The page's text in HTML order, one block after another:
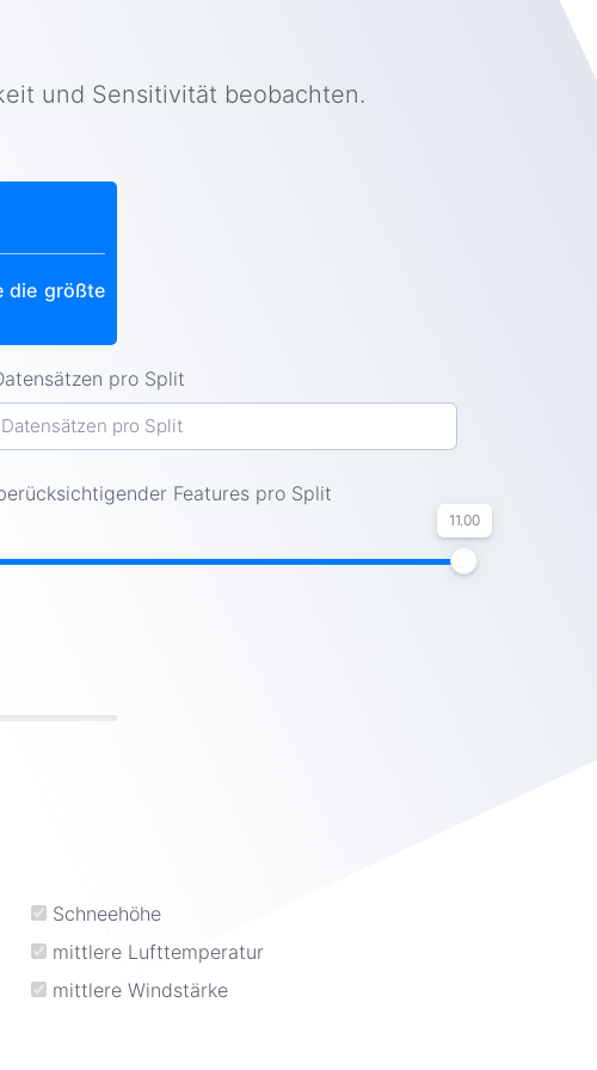
und Sensitivität beobachten.
die größte
pro Split
Features pro Split
11.00
Schneehöhe
mittlere Lufttemperatur
mittlere Windstärke